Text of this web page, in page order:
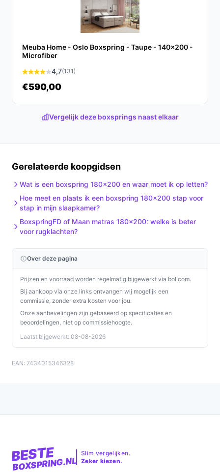
Ontdek alle specificaties en vergelijk prijzen op beste-
boxspring.nl. Kies bewust wat perfect past bij jouw
Meuba Home - Oslo Boxspring - Taupe - 140x200 -
Microfiber
4,7(131)
€590,00
Vergelijk deze boxsprings naast elkaar
Gerelateerde koopgidsen
Wat is een boxspring 180x200 en waar moet ik op letten?
Hoe meet en plaats ik een boxspring 180x200 stap voor
stap in mijn slaapkamer?
BoxspringFD of Maan matras 180x200: welke is beter
voor rugklachten?
Over deze pagina
Prijzen en voorraad worden regelmatig bijgewerkt via bol.com.
Bij aankoop via onze links ontvangen wij mogelijk een
commissie, zonder extra kosten voor jou.
Onze aanbevelingen zijn gebaseerd op specificaties en
beoordelingen, niet op commissiehoogte.
Laatst bijgewerkt: 08-08-2026
EAN: 7434015346328
BESTE
BOXSPRING.NL
Slim vergelijken.
Zeker kiezen.